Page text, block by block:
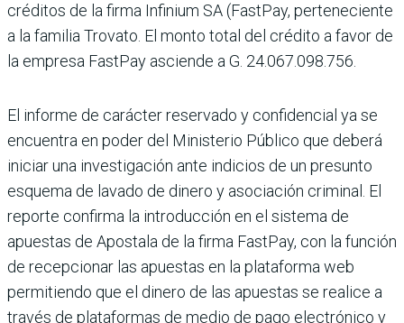
créditos de la firma Infinium SA (FastPay, perteneciente
a la familia Trovato. El monto total del crédito a favor de
la empresa FastPay asciende a G. 24.067.098.756.
El informe de carácter reservado y confidencial ya se
encuentra en poder del Ministerio Público que deberá
iniciar una investigación ante indicios de un presunto
esquema de lavado de dinero y asociación criminal. El
reporte confirma la introducción en el sistema de
apuestas de Apostala de la firma FastPay, con la función
de recepcionar las apuestas en la plataforma web
permitiendo que el dinero de las apuestas se realice a
través de plataformas de medio de pago electrónico y